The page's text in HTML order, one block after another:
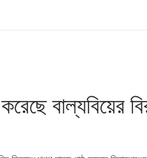
বাল্যবিয়ের